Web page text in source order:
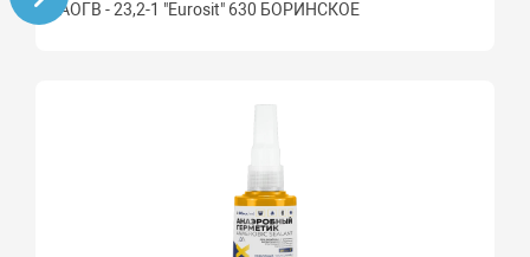
АОГВ - 23,2-1 "Eurosit" 630 БОРИНСКОЕ